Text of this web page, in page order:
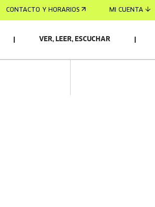
CONTACTO Y HORARIOS MI CUENTA
VER, LEER, ESCUCHAR